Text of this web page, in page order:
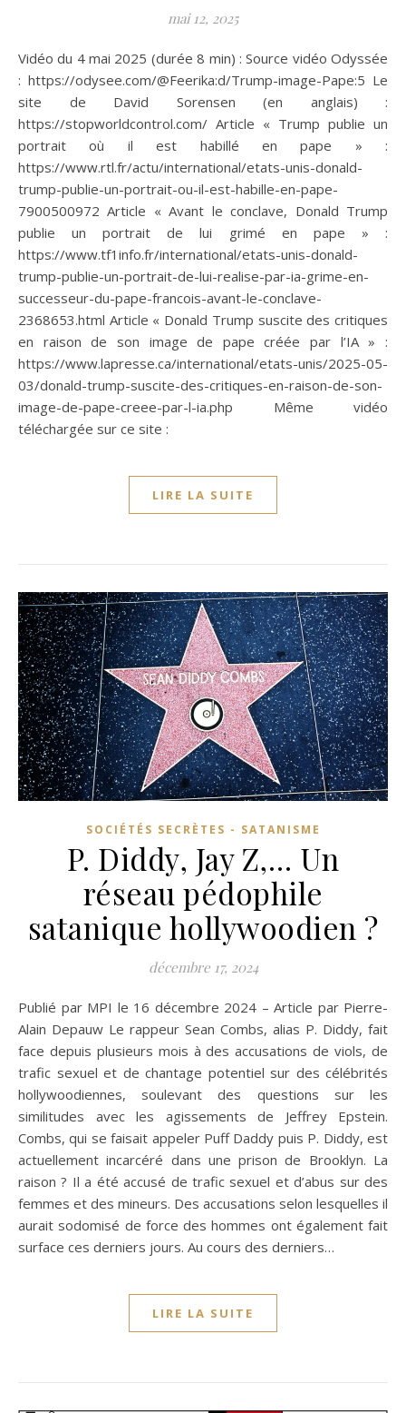
mai 12, 2025
Vidéo du 4 mai 2025 (durée 8 min) : Source vidéo Odyssée
: https://odysee.com/@Feerika:d/Trump-image-Pape:5 Le
site de David Sorensen (en anglais) :
https://stopworldcontrol.com/ Article « Trump publie un
portrait où il est habillé en pape » :
https://www.rtl.fr/actu/international/etats-unis-donald-
trump-publie-un-portrait-ou-il-est-habille-en-pape-
7900500972 Article « Avant le conclave, Donald Trump
publie un portrait de lui grimé en pape » :
https://www.tf1info.fr/international/etats-unis-donald-
trump-publie-un-portrait-de-lui-realise-par-ia-grime-en-
successeur-du-pape-francois-avant-le-conclave-
2368653.html Article « Donald Trump suscite des critiques
en raison de son image de pape créée par l’IA » :
https://www.lapresse.ca/international/etats-unis/2025-05-
03/donald-trump-suscite-des-critiques-en-raison-de-son-
image-de-pape-creee-par-l-ia.php Même vidéo
téléchargée sur ce site :
LIRE LA SUITE
SOCIÉTÉS SECRÈTES - SATANISME
P. Diddy, Jay Z,… Un
réseau pédophile
satanique hollywoodien ?
décembre 17, 2024
Publié par MPI le 16 décembre 2024 – Article par Pierre-
Alain Depauw Le rappeur Sean Combs, alias P. Diddy, fait
face depuis plusieurs mois à des accusations de viols, de
trafic sexuel et de chantage potentiel sur des célébrités
hollywoodiennes, soulevant des questions sur les
similitudes avec les agissements de Jeffrey Epstein.
Combs, qui se faisait appeler Puff Daddy puis P. Diddy, est
actuellement incarcéré dans une prison de Brooklyn. La
raison ? Il a été accusé de trafic sexuel et d’abus sur des
femmes et des mineurs. Des accusations selon lesquelles il
aurait sodomisé de force des hommes ont également fait
surface ces derniers jours. Au cours des derniers…
LIRE LA SUITE